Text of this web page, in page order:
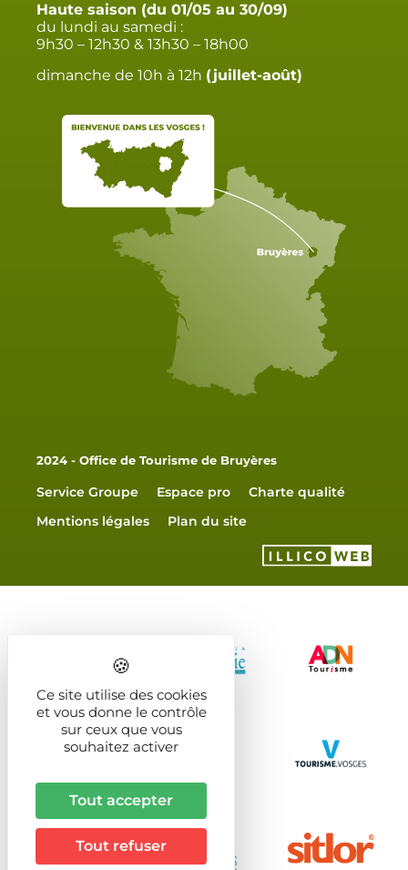
Haute saison (du 01/05 au 30/09)
du lundi au samedi :
9h30 – 12h30 & 13h30 – 18h00
dimanche de 10h à 12h (juillet-août)
2024 - Office de Tourisme de Bruyères
Service Groupe Espace pro
Charte qualité
Mentions légales
Plan du site
Ce site utilise des cookies
et vous donne le contrôle
sur ceux que vous
souhaitez activer
Tout accepter
Tout refuser